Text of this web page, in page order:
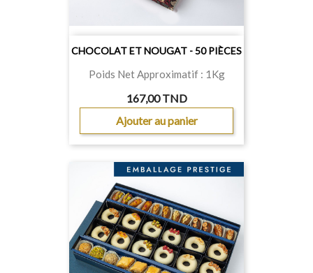
CHOCOLAT ET NOUGAT - 50 PIÈCES
Poids Net Approximatif : 1Kg
167,00 TND
Ajouter au panier